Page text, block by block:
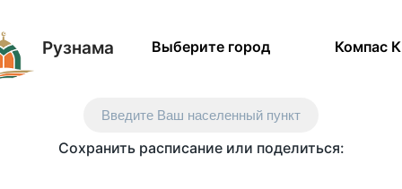
Рузнама Выберите город Компас
Введите Ваш населенный пункт
Сохранить расписание или поделиться: